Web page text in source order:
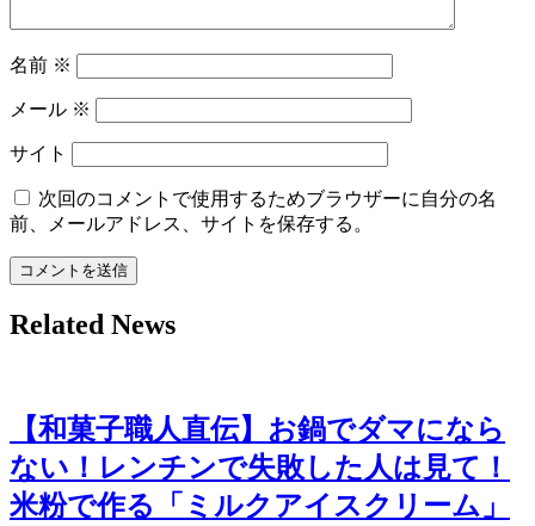
名前 ※
メール ※
サイト
次回のコメントで使用するためブラウザーに自分の名
前、メールアドレス、サイトを保存する。
Related News
【和菓子職人直伝】お鍋でダマになら
ない！レンチンで失敗した人は見て！
米粉で作る「ミルクアイスクリーム」